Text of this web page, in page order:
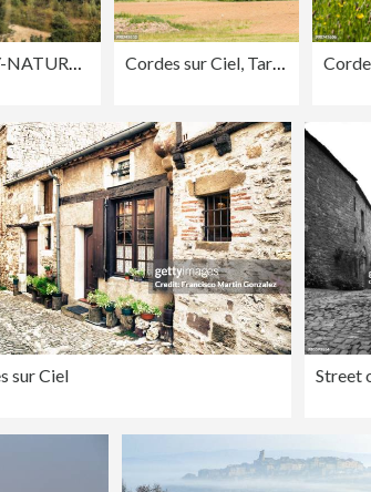
FRANCE-LANDSCAPE-CITY-NATURE-CIVILISATION Cordes sur Ciel, Tarn, France
sur Ciel